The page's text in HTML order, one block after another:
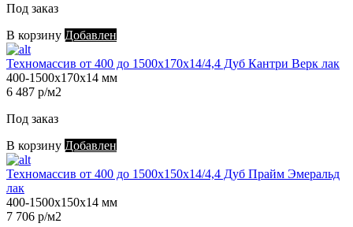
Под заказ
В корзину Добавлен
Техномассив от 400 до 1500х170х14/4,4 Дуб Кантри Верк лак
400-1500х170х14 мм
6 487 р/м2
Под заказ
В корзину Добавлен
Техномассив от 400 до 1500х150х14/4,4 Дуб Прайм Эмеральд
лак
400-1500х150х14 мм
7 706 р/м2